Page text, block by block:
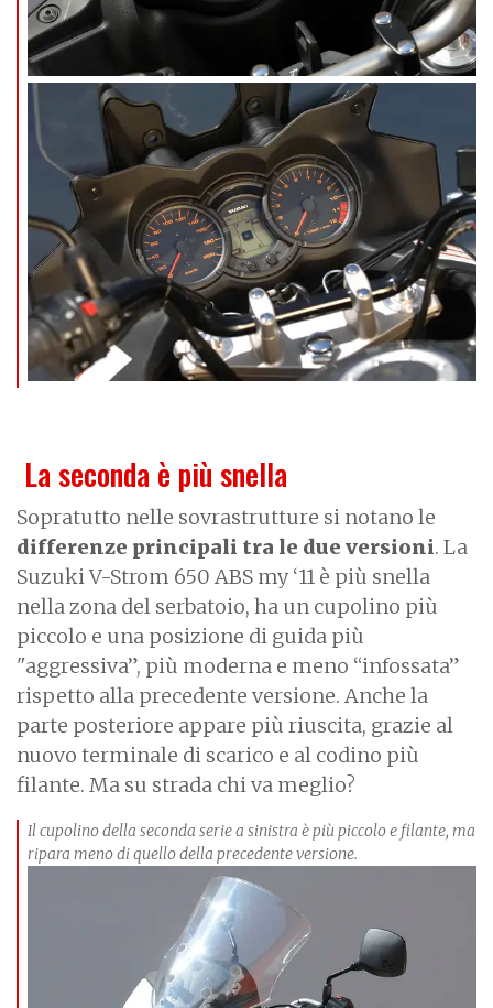
La seconda è più snella
Sopratutto nelle sovrastrutture si notano le
differenze principali tra le due versioni. La
Suzuki V-Strom 650 ABS my ‘11 è più snella
nella zona del serbatoio, ha un cupolino più
piccolo e una posizione di guida più
"aggressiva”, più moderna e meno “infossata”
rispetto alla precedente versione. Anche la
parte posteriore appare più riuscita, grazie al
nuovo terminale di scarico e al codino più
filante. Ma su strada chi va meglio?
Il cupolino della seconda serie a sinistra è più piccolo e filante, ma
ripara meno di quello della precedente versione.